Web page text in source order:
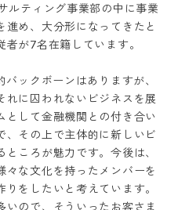
ルティング事業部の中に事業
め、大分形になってきたと
が7名在籍しています。
ックボーンはありますが、
れに囚われないビジネスを展
として金融機関との付き合い
、その上で主体的に新しいビ
ころが魅力です。今後は、
々な文化を持ったメンバーを
をしたいと考えています。
いので、そういったお客さま